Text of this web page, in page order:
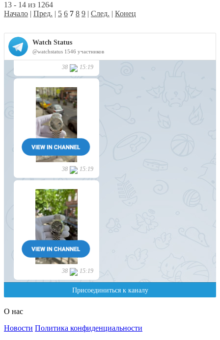
13 - 14 из 1264
Начало | Пред. | 5 6 7 8 9 | След. | Конец
О нас
Новости Политика конфиденциальности